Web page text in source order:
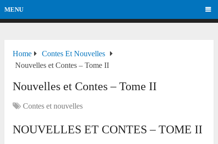
MENU
Home
Contes Et Nouvelles
Nouvelles et Contes – Tome II
Nouvelles et Contes – Tome II
Contes et nouvelles
NOUVELLES ET CONTES – TOME II